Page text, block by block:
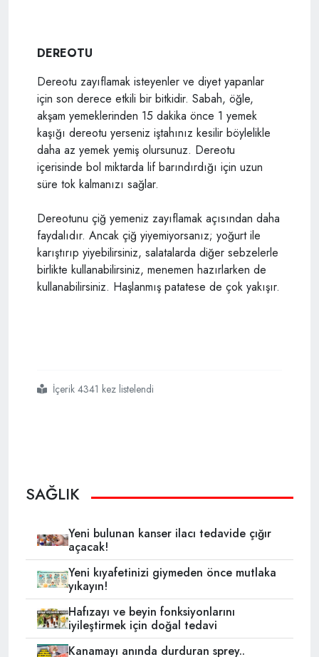
DEREOTU
Dereotu zayıflamak isteyenler ve diyet yapanlar
için son derece etkili bir bitkidir. Sabah, öğle,
akşam yemeklerinden 15 dakika önce 1 yemek
kaşığı dereotu yerseniz iştahınız kesilir böylelikle
daha az yemek yemiş olursunuz. Dereotu
içerisinde bol miktarda lif barındırdığı için uzun
süre tok kalmanızı sağlar.
Dereotunu çiğ yemeniz zayıflamak açısından daha
faydalıdır. Ancak çiğ yiyemiyorsanız; yoğurt ile
karıştırıp yiyebilirsiniz, salatalarda diğer sebzelerle
birlikte kullanabilirsiniz, menemen hazırlarken de
kullanabilirsiniz. Haşlanmış patatese de çok yakışır.
#adı
#da
#güzel
#tadı
#reyhanda
#hazineler
#saklıİçerik 4341 kez listelendi
SAĞLIK
Yeni bulunan kanser ilacı tedavide çığır
açacak!
Yeni kıyafetinizi giymeden önce mutlaka
yıkayın!
Hafızayı ve beyin fonksiyonlarını
iyileştirmek için doğal tedavi
Kanamayı anında durduran sprey..